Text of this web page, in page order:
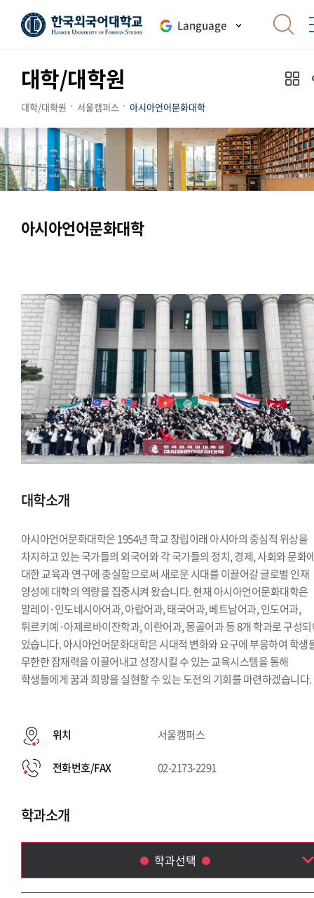
Language
대학/대학원
대학/대학원 서울캠퍼스 아시아언어문화대학
아시아언어문화대학
대학소개
아시아언어문화대학은 1954년 학교 창립이래 아시아의 중심적 위상을
차지하고 있는 국가들의 외국어와 각 국가들의 정치, 경제, 사회와 문화
대한 교육과 연구에 충실함으로써 새로운 시대를 이끌어갈 글로벌 인재
양성에 대학의 역량을 집중시켜 왔습니다. 현재 아시아언어문화대학은
말레이·인도네시아어과, 아랍어과, 태국어과, 베트남어과, 인도어과,
튀르키예·아제르바이잔학과, 이란어과, 몽골어과 등 8개 학과로 구성
있습니다. 아시아언어문화대학은 시대적 변화와 요구에 부응하여 학생
무한한 잠재력을 이끌어내고 성장시킬 수 있는 교육시스템을 통해
학생들에게 꿈과 희망을 실현할 수 있는 도전의 기회를 마련하겠습니다.
위치 서울캠퍼스
전화번호/FAX 02-2173-2291
학과소개
학과선택
말레이·인도네시아어과